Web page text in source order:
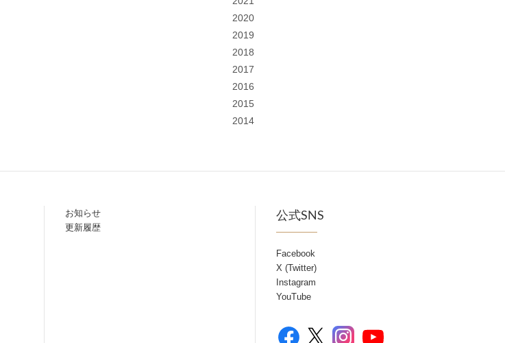
2020
2019
2018
2017
2016
2015
2014
お知らせ
更新履歴
公式SNS
Facebook
X (Twitter)
Instagram
YouTube
Facebook
X InstagramYouTube